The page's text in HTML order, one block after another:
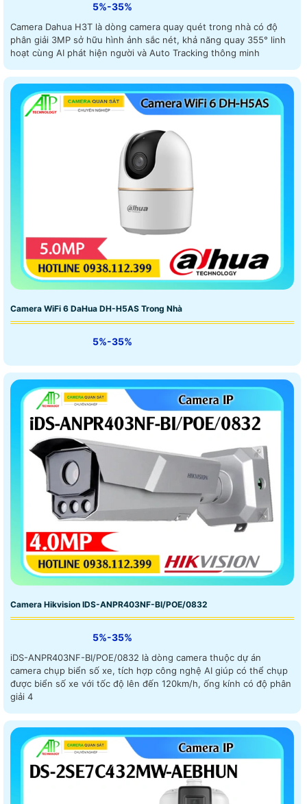
5%-35%
Camera Dahua H3T là dòng camera quay quét trong nhà có độ
phân giải 3MP sở hữu hình ảnh sắc nét, khả năng quay 355° linh
hoạt cùng AI phát hiện người và Auto Tracking thông minh
Camera WiFi 6 DaHua DH-H5AS Trong Nhà
5%-35%
Camera Hikvision IDS-ANPR403NF-BI/POE/0832
5%-35%
iDS-ANPR403NF-BI/POE/0832 là dòng camera thuộc dự án
camera chụp biển số xe, tích hợp công nghệ AI giúp có thể chụp
được biển số xe với tốc độ lên đến 120km/h, ống kính có độ phân
giải 4